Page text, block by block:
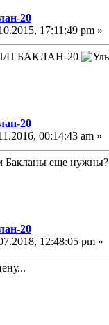
20
17:11:49 pm »
П БАКЛАН-20
20
00:14:43 am »
Бакланы еще
20
12:48:05 pm »